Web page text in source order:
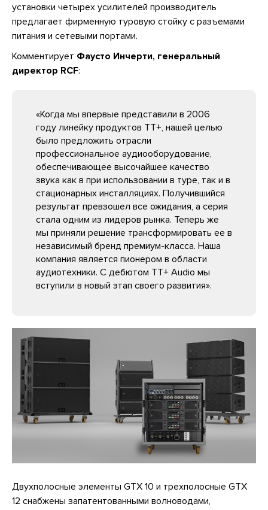
установки четырех усилителей производитель
предлагает фирменную туровую стойку с разъемами
питания и сетевыми портами.
Комментирует Фаусто Инчерти, генеральный
директор RCF:
«Когда мы впервые представили в 2006
году линейку продуктов TT+, нашей целью
было предложить отрасли
профессиональное аудиооборудование,
обеспечивающее высочайшее качество
звука как в при использовании в туре, так и в
стационарных инсталляциях. Получившийся
результат превзошел все ожидания, а серия
стала одним из лидеров рынка. Теперь же
мы приняли решение трансформировать ее в
независимый бренд премиум-класса. Наша
компания является пионером в области
аудиотехники. С дебютом TT+ Audio мы
вступили в новый этап своего развития».
Двухполосные элементы GTX 10 и трехполосные GTX
12 снабжены запатентованными волноводами,